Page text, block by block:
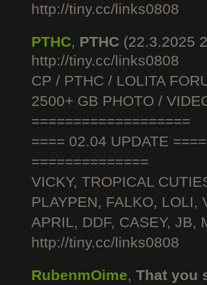
http://tiny.cc/links0808
PTHC, PTHC (22.3.2025
http://tiny.cc/links0808
CP / PTHC / LOLITA
2500+ GB PHOTO /
===================
==== 02.04 UPDATE ====
==============
VICKY, TROPICAL
PLAYPEN, FALKO, LOLI,
APRIL, DDF, CASEY, JB,
http://tiny.cc/links0808
RubenmOime, That you